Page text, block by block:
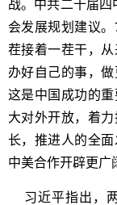
战。中共二十届四
会发展规划建议
茬接着一茬干，
办好自己的事，
这是中国成功的
大对外开放，着
长，推进人的全
中美合作开辟更广
习近平指出，